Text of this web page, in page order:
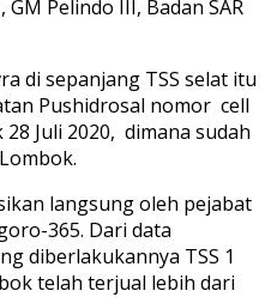
GM Pelindo III, Badan SAR
di sepanjang TSS selat itu
Pushidrosal nomor cell
Juli 2020, dimana sudah
langsung oleh pejabat
365. Dari data
diberlakukannya TSS 1
telah terjual lebih dari